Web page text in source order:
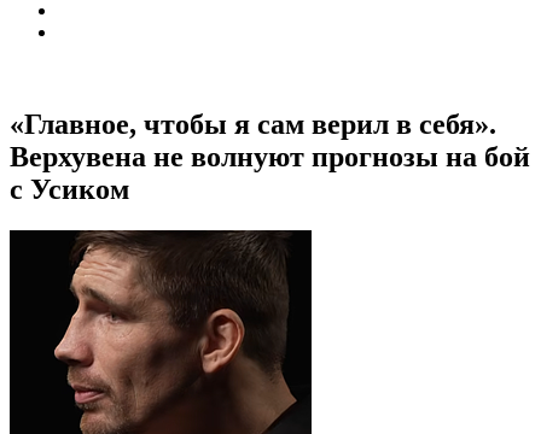
«Главное, чтобы я сам верил в себя».
Верхувена не волнуют прогнозы на бой
с Усиком